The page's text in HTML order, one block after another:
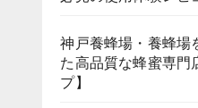
神戸養蜂場・養蜂場
た高品質な蜂蜜専門
プ】